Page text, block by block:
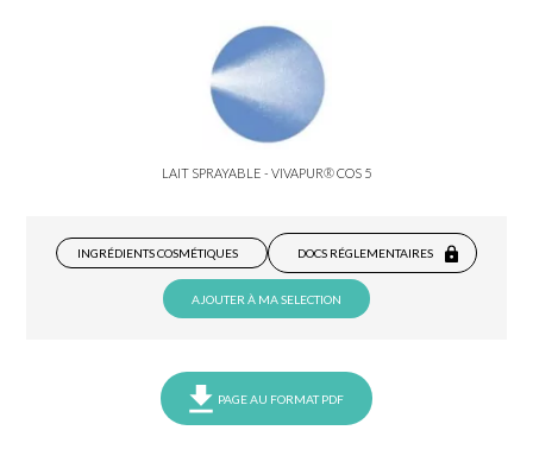
LAIT SPRAYABLE - VIVAPUR® COS 5
INGRÉDIENTS COSMÉTIQUES DOCS RÉGLEMENTAIRES
AJOUTER À MA SELECTION
PAGE AU FORMAT PDF